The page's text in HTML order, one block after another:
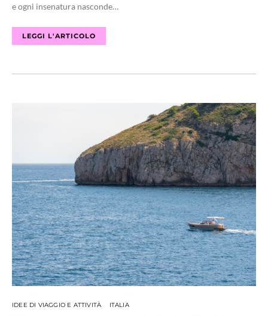
e ogni insenatura nasconde…
LEGGI L'ARTICOLO
IDEE DI VIAGGIO E ATTIVITÀ ITALIA